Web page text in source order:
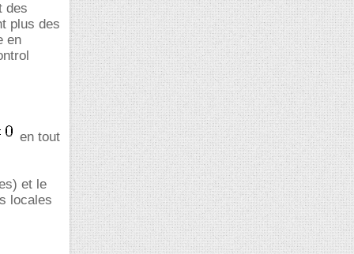
des
plus des
en
en tout
et le
locales